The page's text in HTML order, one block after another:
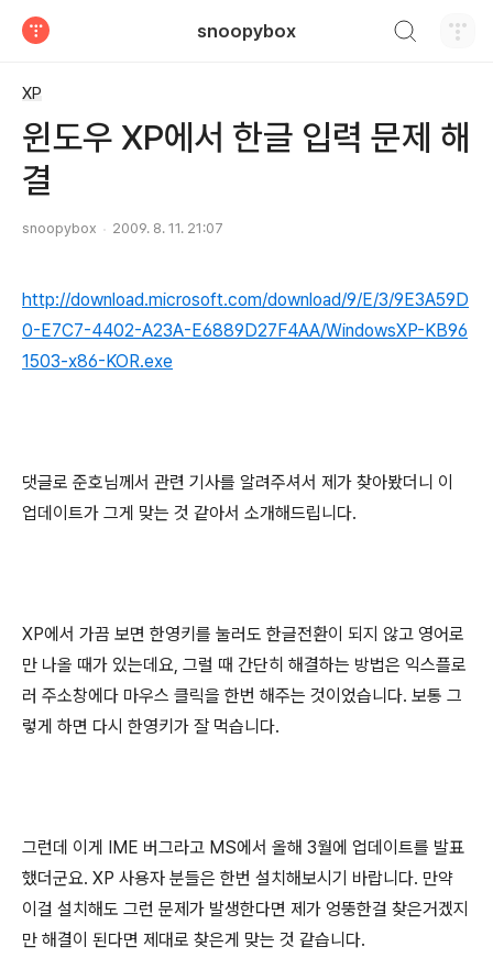
snoopybox
XP
윈도우 XP에서 한글 입력 문제 해
결
snoopybox 2009. 8. 11. 21:07
http://download.microsoft.com/download/9/E/3/9E3A59D
0-E7C7-4402-A23A-E6889D27F4AA/WindowsXP-KB96
1503-x86-KOR.exe
댓글로 준호님께서 관련 기사를 알려주셔서 제가 찾아봤더니 이
업데이트가 그게 맞는 것 같아서 소개해드립니다.
XP에서 가끔 보면 한영키를 눌러도 한글전환이 되지 않고 영어로
만 나올 때가 있는데요, 그럴 때 간단히 해결하는 방법은 익스플로
러 주소창에다 마우스 클릭을 한번 해주는 것이었습니다. 보통 그
렇게 하면 다시 한영키가 잘 먹습니다.
그런데 이게 IME 버그라고 MS에서 올해 3월에 업데이트를 발표
했더군요. XP 사용자 분들은 한번 설치해보시기 바랍니다. 만약
이걸 설치해도 그런 문제가 발생한다면 제가 엉뚱한걸 찾은거겠지
만 해결이 된다면 제대로 찾은게 맞는 것 같습니다.